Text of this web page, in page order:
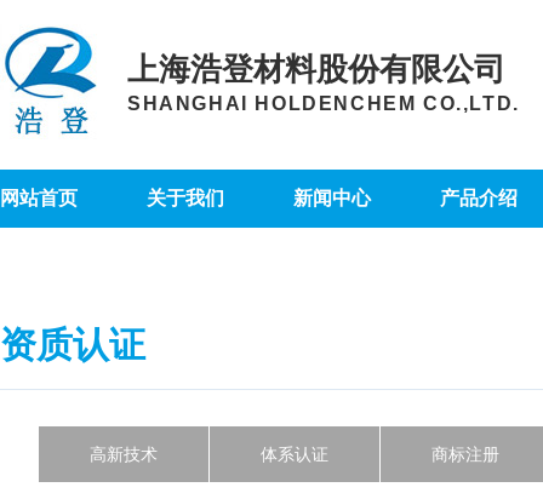
上海浩登材料股份有限公司
SHANGHAI HOLDENCHEM CO.,LTD.
网站首页 关于我们 新闻中心 产品介绍
资质认证
高新技术 体系认证 商标注册